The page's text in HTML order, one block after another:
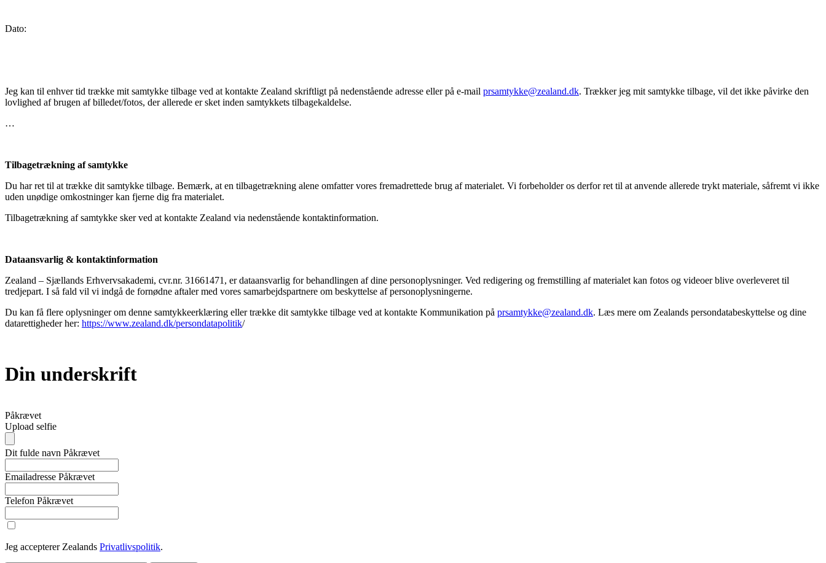
Dato:
Jeg kan til enhver tid trække mit samtykke tilbage ved at kontakte Zealand skriftligt på nedenstående adresse eller på e-mail prsamtykke@zealand.dk. Trækker jeg mit samtykke tilbage, vil det ikke påvirke den
lovlighed af brugen af billedet/fotos, der allerede er sket inden samtykkets tilbagekaldelse.
…
Tilbagetrækning af samtykke
Du har ret til at trække dit samtykke tilbage. Bemærk, at en tilbagetrækning alene omfatter vores fremadrettede brug af materialet. Vi forbeholder os derfor ret til at anvende allerede trykt materiale, såfremt vi ikke
uden unødige omkostninger kan fjerne dig fra materialet.
Tilbagetrækning af samtykke sker ved at kontakte Zealand via nedenstående kontaktinformation.
Dataansvarlig & kontaktinformation
Zealand – Sjællands Erhvervsakademi, cvr.nr. 31661471, er dataansvarlig for behandlingen af dine personoplysninger. Ved redigering og fremstilling af materialet kan fotos og videoer blive overleveret til
tredjepart. I så fald vil vi indgå de fornødne aftaler med vores samarbejdspartnere om beskyttelse af personoplysningerne.
Du kan få flere oplysninger om denne samtykkeerklæring eller trække dit samtykke tilbage ved at kontakte Kommunikation på prsamtykke@zealand.dk. Læs mere om Zealands persondatabeskyttelse og dine
datarettigheder her: https://www.zealand.dk/persondatapolitik/
Din underskrift
Påkrævet
Upload selfie
Dit fulde navn Påkrævet
Emailadresse Påkrævet
Telefon Påkrævet
Jeg accepterer Zealands Privatlivspolitik.